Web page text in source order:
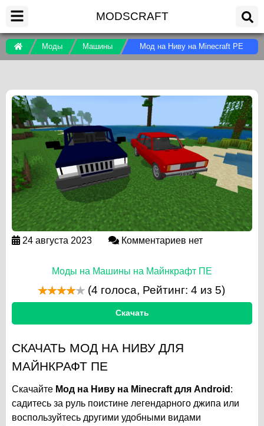
MODSCRAFT
Моды Машины Мод на Ниву на Minecraft PE
24 августа 2023 Комментариев нет
Моды на Машины на Майнкрафт ПЕ
(4 голоса, Рейтинг: 4 из 5)
Скачать
СКАЧАТЬ МОД НА НИВУ ДЛЯ
МАЙНКРАФТ ПЕ
Скачайте Мод на Ниву на Minecraft для Android :
садитесь за руль поистине легендарного джипа или
воспользуйтесь другими удобными видами